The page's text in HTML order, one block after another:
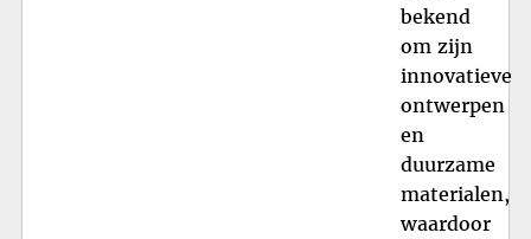
bekend
om zijn
innovatieve
ontwerpen
en
duurzame
materialen,
waardoor